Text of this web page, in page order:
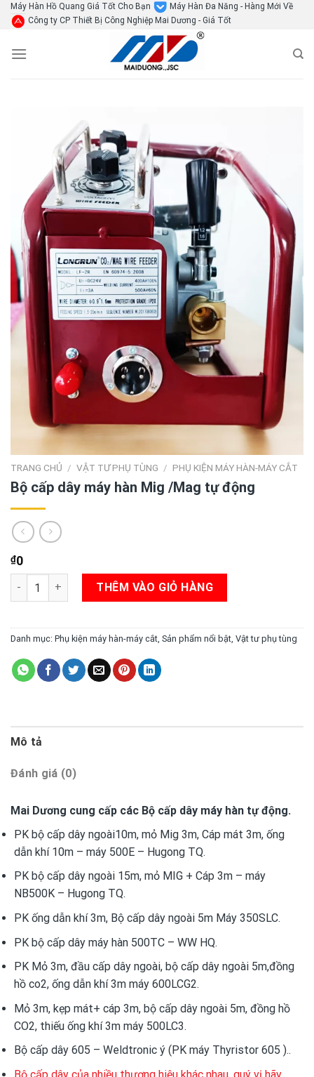
SkipMáy Hàn Hồ Quang Giá Tốt Cho Bạn
Máy Hàn Đa Năng - Hàng Mới Về
Công ty CP Thiết Bị Công Nghiệp Mai Dương - Giá Tốt
TRANG CHỦ / VẬT TƯ PHỤ TÙNG / PHỤ KIỆN MÁY HÀN-MÁY CẮT
Bộ cấp dây máy hàn Mig /Mag tự động
₫0
Bộ cấp dây máy hàn Mig /Mag tự động số lượng
THÊM VÀO GIỎ HÀNG
Danh mục: Phụ kiện máy hàn-máy cắt Sản phẩm nổi bật Vật tư phụ tùng
Mô tả
Đánh giá (0)
Mai Dương cung cấp các Bộ cấp dây máy hàn tự động.
PK bộ cấp dây ngoài10m, mỏ Mig 3m, Cáp mát 3m, ống
dẫn khí 10m – máy 500E – Hugong TQ.
PK bộ cấp dây ngoài 15m, mỏ MIG + Cáp 3m – máy
NB500K – Hugong TQ.
PK ống dẫn khí 3m, Bộ cấp dây ngoài 5m Máy 350SLC.
PK bộ cấp dây máy hàn 500TC – WW HQ.
PK Mỏ 3m, đầu cấp dây ngoài, bộ cấp dây ngoài 5m,đồng
hồ co2, ống dẫn khí 3m máy 600LCG2.
Mỏ 3m, kẹp mát+ cáp 3m, bộ cấp dây ngoài 5m, đồng hồ
CO2, thiếu ống khí 3m máy 500LC3.
Bộ cấp dây 605 – Weldtronic ý (PK máy Thyristor 605 )..